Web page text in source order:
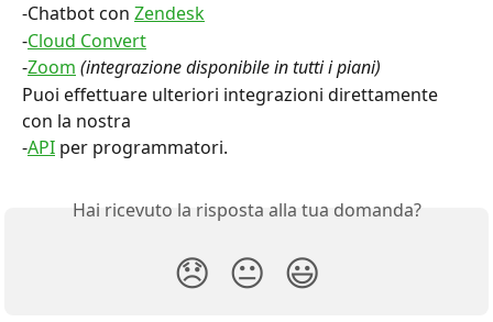
-Chatbot con Zendesk
-Cloud Convert
-Zoom (integrazione disponibile in tutti i piani)
Puoi effettuare ulteriori integrazioni direttamente
con la nostra
-API per programmatori.
Hai ricevuto la risposta alla tua domanda?
😞 😐 😃